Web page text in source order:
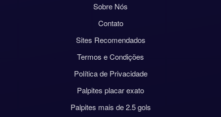
Sobre Nós
Contato
Sites Recomendados
Termos e Condições
Política de Privacidade
Palpites placar exato
Palpites mais de 2.5 gols